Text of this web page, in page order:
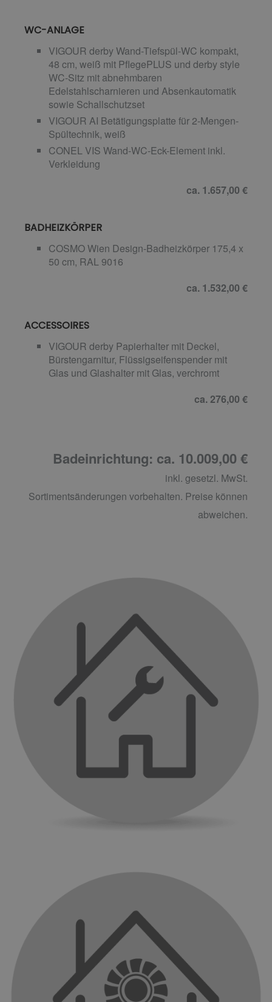
WC-ANLAGE
VIGOUR derby Wand-Tiefspül-WC kompakt,
48 cm, weiß mit PflegePLUS und derby style
WC-Sitz mit abnehmbaren
Edelstahlscharnieren und Absenkautomatik
sowie Schallschutzset
VIGOUR AI Betätigungsplatte für 2-Mengen-
Spültechnik, weiß
CONEL VIS Wand-WC-Eck-Element inkl.
Verkleidung
ca. 1.657,00 €
BADHEIZKÖRPER
COSMO Wien Design-Badheizkörper 175,4 x
50 cm, RAL 9016
ca. 1.532,00 €
ACCESSOIRES
VIGOUR derby Papierhalter mit Deckel,
Bürstengarnitur, Flüssigseifenspender mit
Glas und Glashalter mit Glas, verchromt
ca. 276,00 €
Badeinrichtung: ca. 10.009,00 €
inkl. gesetzl. MwSt.
Sortimentsänderungen vorbehalten. Preise können
abweichen.